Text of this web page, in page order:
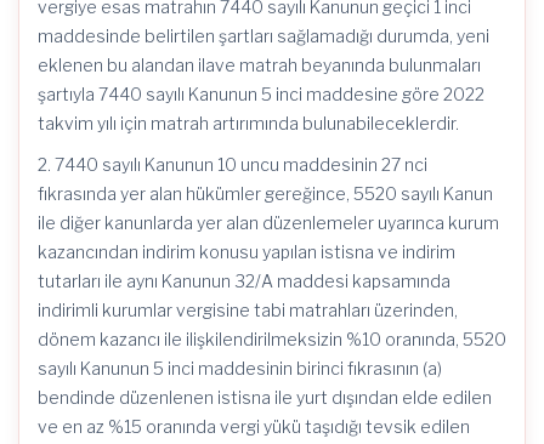
vergiye esas matrahın 7440 sayılı Kanunun geçici 1 inci
maddesinde belirtilen şartları sağlamadığı durumda, yeni
eklenen bu alandan ilave matrah beyanında bulunmaları
şartıyla 7440 sayılı Kanunun 5 inci maddesine göre 2022
takvim yılı için matrah artırımında bulunabileceklerdir.
2. 7440 sayılı Kanunun 10 uncu maddesinin 27 nci
fıkrasında yer alan hükümler gereğince, 5520 sayılı Kanun
ile diğer kanunlarda yer alan düzenlemeler uyarınca kurum
kazancından indirim konusu yapılan istisna ve indirim
tutarları ile aynı Kanunun 32/A maddesi kapsamında
indirimli kurumlar vergisine tabi matrahları üzerinden,
dönem kazancı ile ilişkilendirilmeksizin %10 oranında, 5520
sayılı Kanunun 5 inci maddesinin birinci fıkrasının (a)
bendinde düzenlenen istisna ile yurt dışından elde edilen
ve en az %15 oranında vergi yükü taşıdığı tevsik edilen